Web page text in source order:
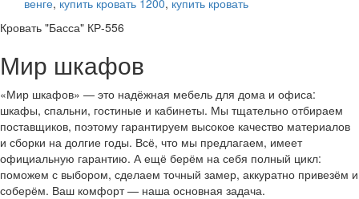
венге, купить кровать 1200, купить кровать
Кровать "Басса" КР-556
Мир шкафов
«Мир шкафов» — это надёжная мебель для дома и офиса:
шкафы, спальни, гостиные и кабинеты. Мы тщательно отбираем
поставщиков, поэтому гарантируем высокое качество материалов
и сборки на долгие годы. Всё, что мы предлагаем, имеет
официальную гарантию. А ещё берём на себя полный цикл:
поможем с выбором, сделаем точный замер, аккуратно привезём и
соберём. Ваш комфорт — наша основная задача.